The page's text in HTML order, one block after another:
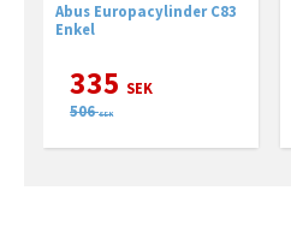
Abus Europacylinder C83
Enkel
335 SEK
506 SEK